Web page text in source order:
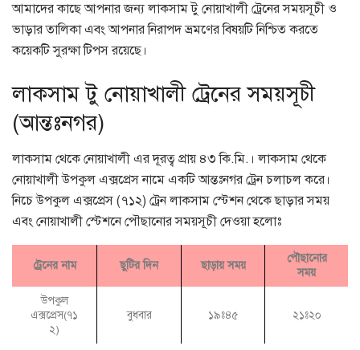
আমাদের কাছে আপনার জন্য লাকসাম টু নোয়াখালী ট্রেনের সময়সূচী ও
ভাড়ার তালিকা এবং আপনার নিরাপদ ভ্রমণের বিষয়টি নিশ্চিত করতে
কয়েকটি সুরক্ষা টিপস রয়েছে।
লাকসাম টু নোয়াখালী ট্রেনের সময়সূচী
(আন্তঃনগর)
লাকসাম থেকে নোয়াখালী এর দূরত্ব প্রায় ৪৩ কি.মি.। লাকসাম থেকে
নোয়াখালী উপকুল এক্সপ্রেস নামে একটি আন্তঃনগর ট্রেন চলাচল করে।
নিচে উপকুল এক্সপ্রেস (৭১২) ট্রেন লাকসাম স্টেশন থেকে ছাড়ার সময়
এবং নোয়াখালী স্টেশনে পৌছানোর সময়সূচী দেওয়া হলোঃ
ট্রেনের নাম ছুটির দিন ছাড়ায় সময়
পৌছানোর
সময়
উপকুল
এক্সপ্রেস(৭১
২)
বুধবার ১৯ঃ৪৫ ২১ঃ২০